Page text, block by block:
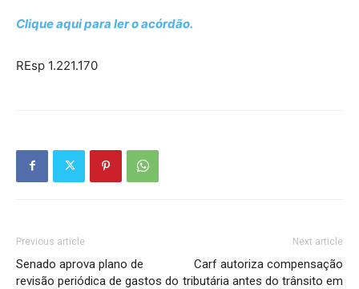
Clique aqui para ler o acórdão.
REsp 1.221.170
Previous article
Senado aprova plano de
revisão periódica de gastos do
Next article
Carf autoriza compensação
tributária antes do trânsito em